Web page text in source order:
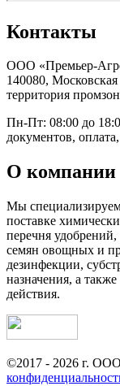
Контакты
ООО «Премьер-
140080,
территория
Пн-Пт: 08:00 до
документов,
О компании
Мы
поставке
перечня
семян овощных и
дезинфекции,
назначения, а
действия.
©2017 - 2026 г.